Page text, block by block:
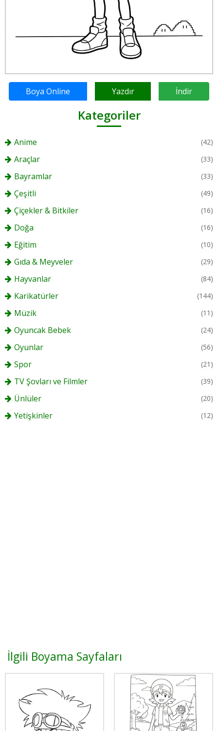
Boya Online Yazdır İndir
Kategoriler
Anime (42)
Araçlar (33)
Bayramlar (33)
Çeşitli (49)
Çiçekler & Bitkiler (16)
Doğa (16)
Eğitim (10)
Gıda & Meyveler (29)
Hayvanlar (84)
Karikatürler (144)
Müzik (11)
Oyuncak Bebek (24)
Oyunlar (56)
Spor (21)
TV Şovları ve Filmler (39)
Ünlüler (20)
Yetişkinler (12)
İlgili Boyama Sayfaları